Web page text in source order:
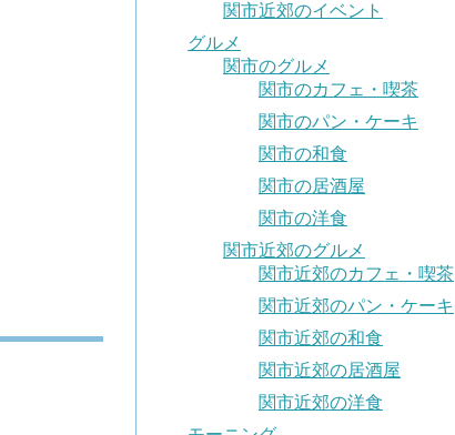
関市近郊のイベント
グルメ
関市のグルメ
関市のカフェ・喫茶
関市のパン・ケーキ
関市の和食
関市の居酒屋
関市の洋食
関市近郊のグルメ
関市近郊のカフェ・喫茶
関市近郊のパン・ケーキ
関市近郊の和食
関市近郊の居酒屋
関市近郊の洋食